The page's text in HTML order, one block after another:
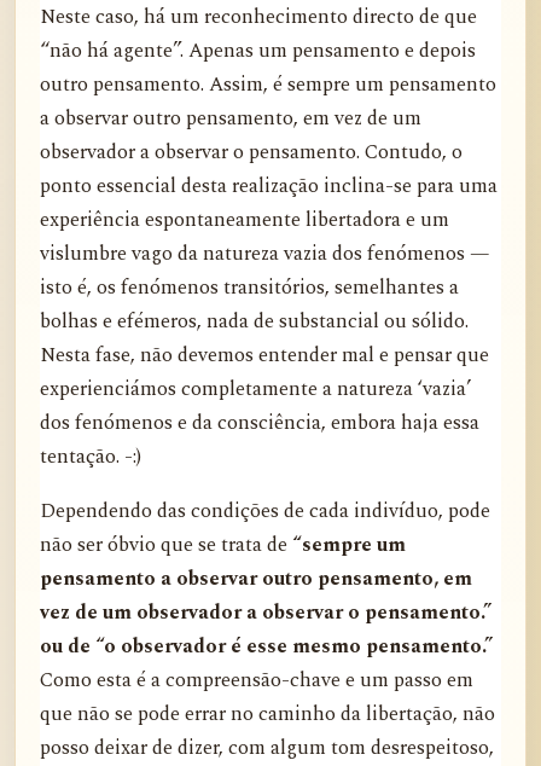
Neste caso, há um reconhecimento directo de que
“não há agente”. Apenas um pensamento e depois
outro pensamento. Assim, é sempre um pensamento
a observar outro pensamento, em vez de um
observador a observar o pensamento. Contudo, o
ponto essencial desta realização inclina-se para uma
experiência espontaneamente libertadora e um
vislumbre vago da natureza vazia dos fenómenos —
isto é, os fenómenos transitórios, semelhantes a
bolhas e efémeros, nada de substancial ou sólido.
Nesta fase, não devemos entender mal e pensar que
experienciámos completamente a natureza ‘vazia’
dos fenómenos e da consciência, embora haja essa
tentação. -:)
Dependendo das condições de cada indivíduo, pode
não ser óbvio que se trata de “sempre um
pensamento a observar outro pensamento, em
vez de um observador a observar o pensamento.”
ou de “o observador é esse mesmo pensamento.”
Como esta é a compreensão-chave e um passo em
que não se pode errar no caminho da libertação, não
posso deixar de dizer, com algum tom desrespeitoso,